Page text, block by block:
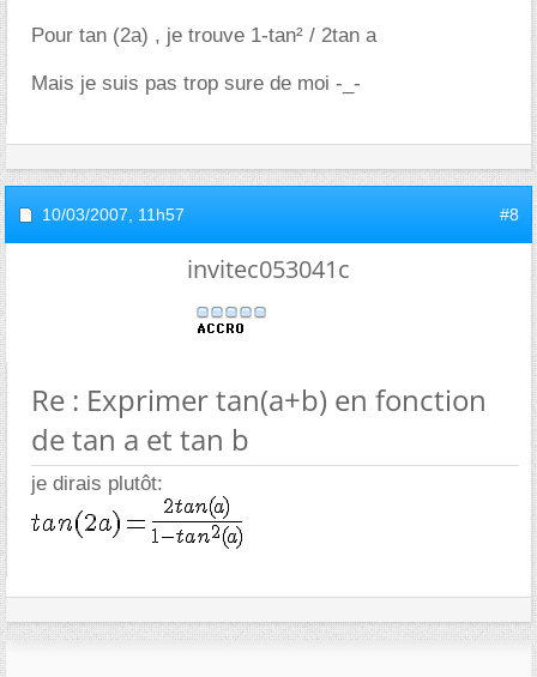
Pour tan (2a) , je trouve 1-tan² / 2tan a
Mais je suis pas trop sure de moi -_-
10/03/2007, 11h57 #8
invitec053041c
Re : Exprimer tan(a+b) en fonction
de tan a et tan b
je dirais plutôt: